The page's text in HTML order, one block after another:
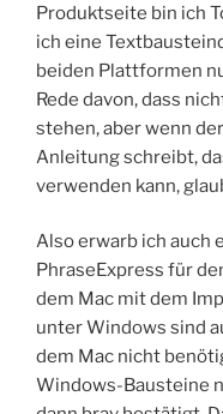
Produktseite bin ich
ich eine
beiden Plattformen
Rede davon, dass
stehen, aber wenn
Anleitung schreibt,
verwenden kann,
Also erwarb ich auch
PhraseExpress für
dem Mac mit dem
unter Windows sind
dem Mac nicht
Windows-Bausteine